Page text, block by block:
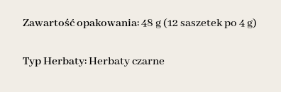
Zawartość opakowania:48 g (12 saszetek po 4 g)
Typ Herbaty:Herbaty czarne